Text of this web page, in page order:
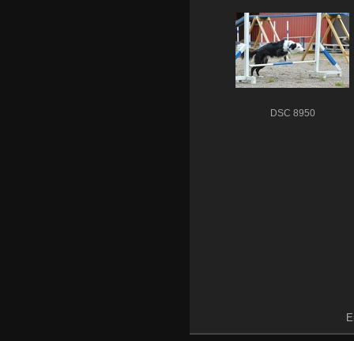
DSC 8950